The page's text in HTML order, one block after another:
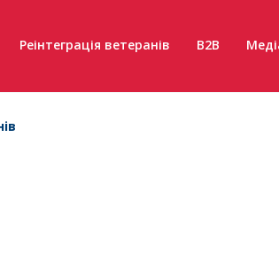
Реінтеграція ветеранів B2B